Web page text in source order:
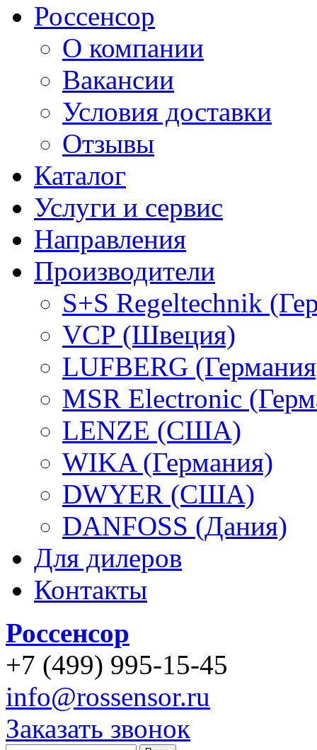
Россенсор
О компании
Вакансии
Условия доставки
Отзывы
Каталог
Услуги и сервис
Направления
Производители
S+S Regeltechnik
VCP (Швеция)
LUFBERG
MSR Electronic
LENZE (США)
WIKA (Германия)
DWYER (США)
DANFOSS (Дания)
Для дилеров
Контакты
Россенсор
+7 (499) 995-15-45
info@rossensor.ru
Заказать звонок